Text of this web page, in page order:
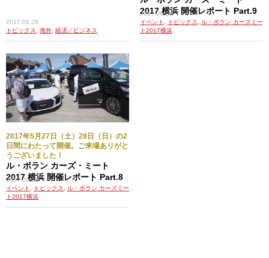
2017.06.29
トピックス
海外 経済／ビジネス
2017 横浜 開催レポート Part.9
2017.06.28
イベント
トピックス
ル・ボラン カーズミー
ト2017横浜
2017年5月27日（土）28日（日）の2
日間にわたって開催。ご来場ありがと
うございました！
ル・ボラン カーズ・ミート
2017 横浜 開催レポート Part.8
2017.06.28
イベント
トピックス
ル・ボラン カーズミー
ト2017横浜